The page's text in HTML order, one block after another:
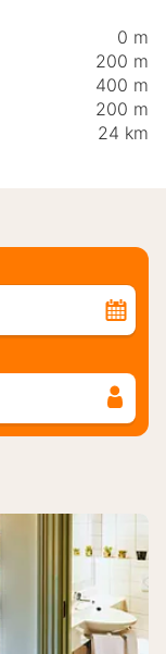
0 m
200 m
400 m
200 m
24 km